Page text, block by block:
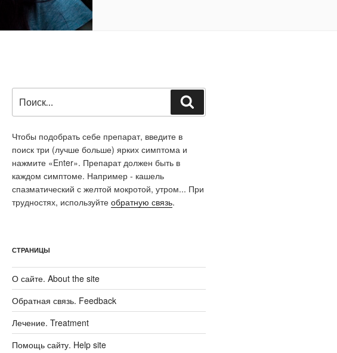
Чтобы подобрать себе препарат, введите в
поиск три (лучше больше) ярких симптома и
нажмите «Enter». Препарат должен быть в
каждом симптоме. Например - кашель
спазматический с желтой мокротой, утром... При
трудностях, используйте обратную связь.
СТРАНИЦЫ
О сайте. About the site
Обратная связь. Feedback
Лечение. Treatment
Помощь сайту. Help site